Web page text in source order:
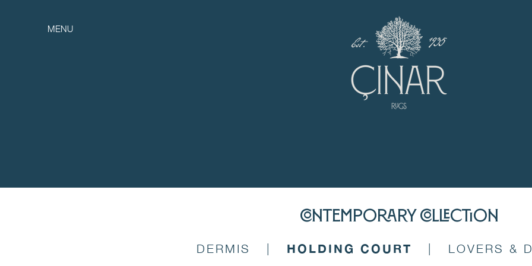
MENU
CONTEMPORARY COLLECTiON
DERMIS | HOLDING COURT | LOVERS &